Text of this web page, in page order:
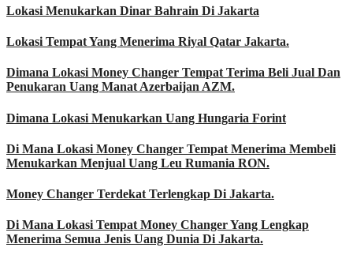
Lokasi Menukarkan Dinar Bahrain Di Jakarta
Lokasi Tempat Yang Menerima Riyal Qatar Jakarta.
Dimana Lokasi Money Changer Tempat Terima Beli Jual Dan
Penukaran Uang Manat Azerbaijan AZM.
Dimana Lokasi Menukarkan Uang Hungaria Forint
Di Mana Lokasi Money Changer Tempat Menerima Membeli
Menukarkan Menjual Uang Leu Rumania RON.
Money Changer Terdekat Terlengkap Di Jakarta.
Di Mana Lokasi Tempat Money Changer Yang Lengkap
Menerima Semua Jenis Uang Dunia Di Jakarta.